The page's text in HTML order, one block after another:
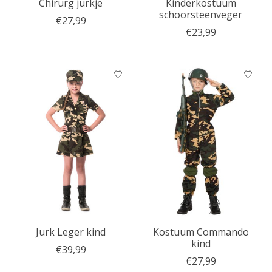
Chirurg jurkje
€27,99
Kinderkostuum
schoorsteenveger
€23,99
Jurk Leger kind
€39,99
Kostuum Commando
kind
€27,99